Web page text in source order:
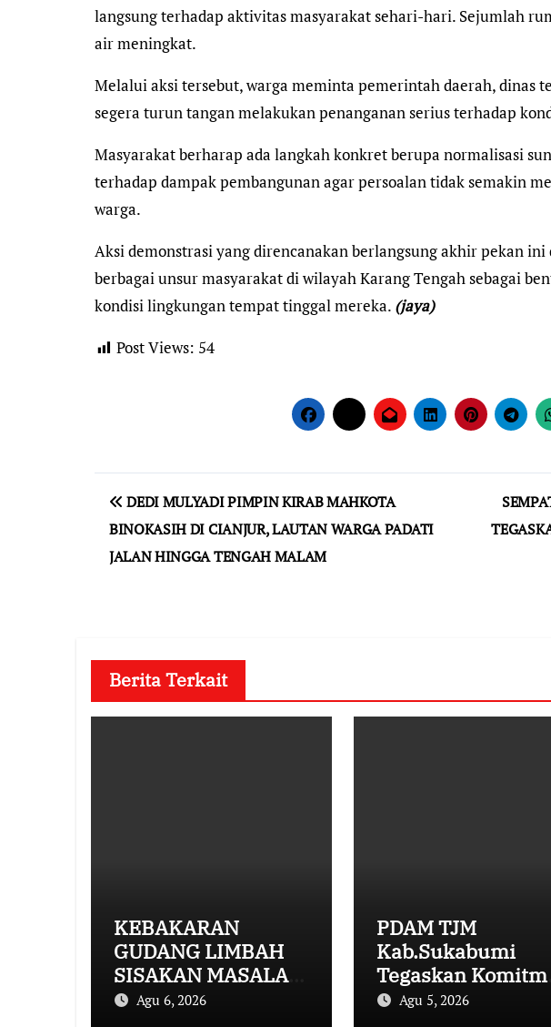
langsung terhadap aktivitas masyarakat sehari-hari. Sejumlah
air meningkat.
Melalui aksi tersebut, warga meminta pemerintah daerah, dinas
segera turun tangan melakukan penanganan serius terhadap
Masyarakat berharap ada langkah konkret berupa normalisasi
terhadap dampak pembangunan agar persoalan tidak semakin
warga.
Aksi demonstrasi yang direncanakan berlangsung akhir pekan
berbagai unsur masyarakat di wilayah Karang Tengah sebagai
kondisi lingkungan tempat tinggal mereka. (jaya)
Post Views: 54
Navigasi
pos
DEDI MULYADI PIMPIN KIRAB MAHKOTA
BINOKASIH DI CIANJUR, LAUTAN WARGA PADATI
JALAN HINGGA TENGAH MALAM
Berita Terkait
KEBAKARAN
GUDANG LIMBAH
SISAKAN MASALAH
MULAI DARI
Agu 6, 2026
PDAM TJM
Kab.Sukabumi
Tegaskan
GCG dan Buka
Agu 5, 2026